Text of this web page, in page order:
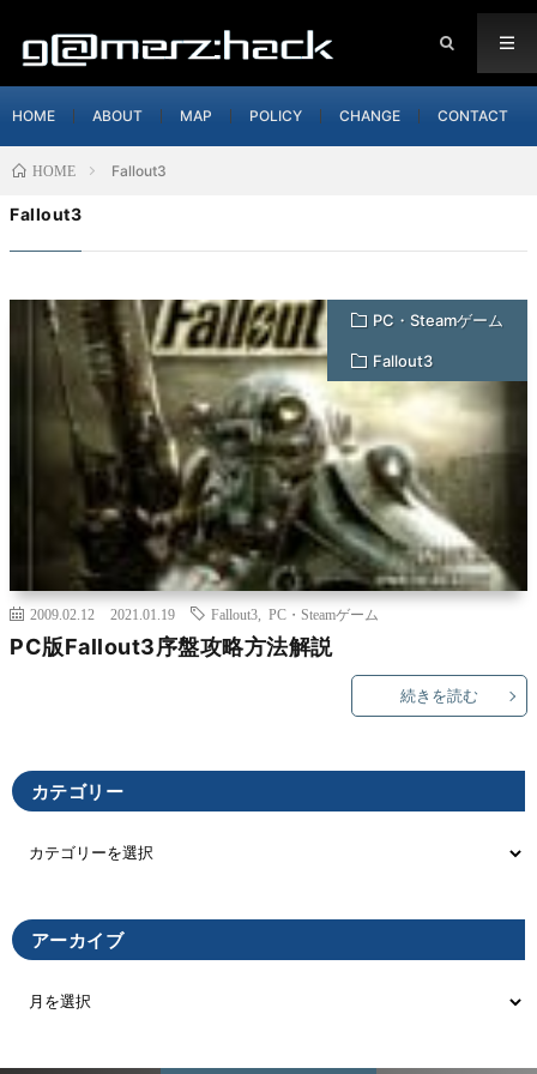
HOME ABOUT MAP POLICY CHANGE CONTACT
HOME Fallout3
Fallout3
PC・Steamゲーム
Fallout3
2009.02.12 2021.01.19 Fallout3 PC・Steamゲーム
PC版Fallout3序盤攻略方法解説
続きを読む
カテゴリー
アーカイブ